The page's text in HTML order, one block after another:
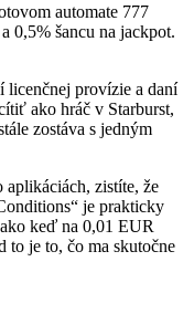
automate 777
0,5% šancu na jackpot.
licenčnej provízie a daní
ako hráč v Starburst,
zostáva s jedným
zistíte, že
je prakticky
keď na 0,01 EUR
to je to, čo ma skutočne